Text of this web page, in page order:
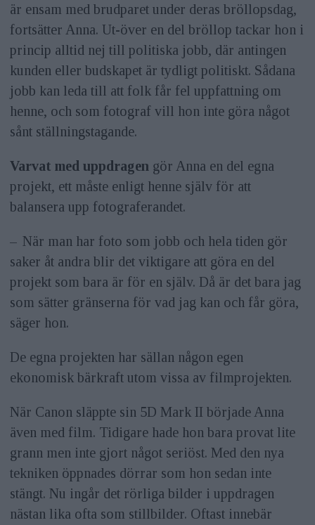
är ensam med brudparet under deras bröllopsdag,
fortsätter Anna. Ut-över en del bröllop tackar hon i
princip alltid nej till politiska jobb, där antingen
kunden eller budskapet är tydligt politiskt. Sådana
jobb kan leda till att folk får fel uppfattning om
henne, och som fotograf vill hon inte göra något
sånt ställningstagande.
Varvat med uppdragen gör Anna en del egna
projekt, ett måste enligt henne själv för att
balansera upp fotograferandet.
– När man har foto som jobb och hela tiden gör
saker åt andra blir det viktigare att göra en del
projekt som bara är för en själv. Då är det bara jag
som sätter gränserna för vad jag kan och får göra,
säger hon.
De egna projekten har sällan någon egen
ekonomisk bärkraft utom vissa av filmprojekten.
När Canon släppte sin 5D Mark II började Anna
även med film. Tidigare hade hon bara provat lite
grann men inte gjort något seriöst. Med den nya
tekniken öppnades dörrar som hon sedan inte
stängt. Nu ingår det rörliga bilder i uppdragen
nästan lika ofta som stillbilder. Oftast innebär